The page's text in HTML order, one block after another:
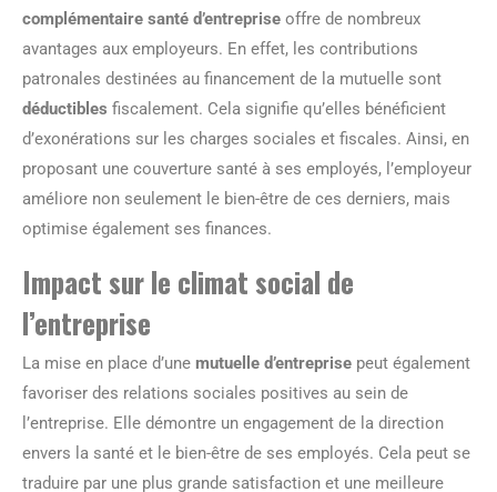
complémentaire santé d’entreprise offre de nombreux
avantages aux employeurs. En effet, les contributions
patronales destinées au financement de la mutuelle sont
déductibles fiscalement. Cela signifie qu’elles bénéficient
d’exonérations sur les charges sociales et fiscales. Ainsi, en
proposant une couverture santé à ses employés, l’employeur
améliore non seulement le bien-être de ces derniers, mais
optimise également ses finances.
Impact sur le climat social de
l’entreprise
La mise en place d’une mutuelle d’entreprise peut également
favoriser des relations sociales positives au sein de
l’entreprise. Elle démontre un engagement de la direction
envers la santé et le bien-être de ses employés. Cela peut se
traduire par une plus grande satisfaction et une meilleure